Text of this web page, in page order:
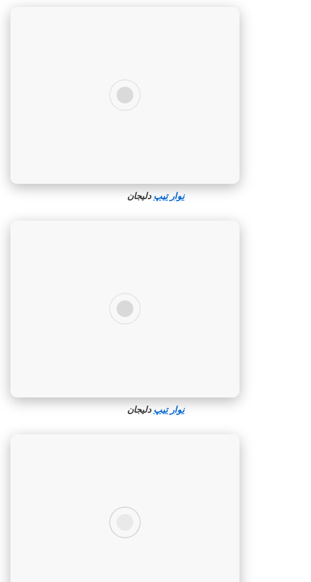
نوار تیپ دلیجان
نوار تیپ دلیجان